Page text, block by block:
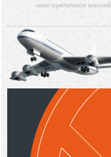
Видео новости
лента туристических новостей